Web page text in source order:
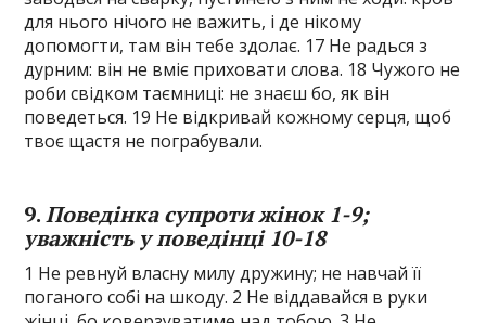
для нього нічого не важить, і де нікому
допомогти, там він тебе здолає. 17 Не радься з
дурним: він не вміє приховати слова. 18 Чужого не
роби свідком таємниці: не знаєш бо, як він
поведеться. 19 Не відкривай кожному серця, щоб
твоє щастя не пограбували.
9. Поведінка супроти жінок 1-9;
уважність у поведінці 10-18
1 Не ревнуй власну милу дружину; не навчай її
поганого собі на шкоду. 2 Не віддавайся в руки